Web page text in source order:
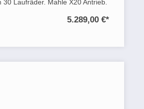
30 Laufräder. Mahle X20 Antrieb.
5.289,00 €*